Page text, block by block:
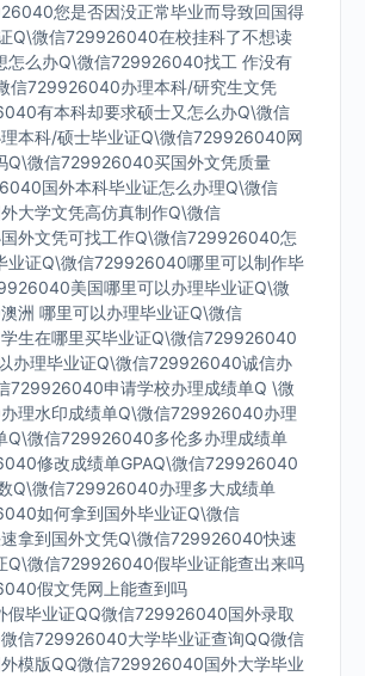
您是否因没正常毕业而导致回国得
Q\微信729926040在校挂科了不想读
怎么办Q\微信729926040找工 作没有
信729926040办理本科/研究生文凭
有本科却要求硕士又怎么办Q\微信
本科/硕士毕业证Q\微信729926040网
Q\微信729926040买国外文凭质量
国外本科毕业证怎么办理Q\微信
大学文凭高仿真制作Q\微信
外文凭可找工作Q\微信729926040怎
业证Q\微信729926040哪里可以制作毕
美国哪里可以办理毕业证Q\微
洲 哪里可以办理毕业证Q\微信
生在哪里买毕业证Q\微信729926040
办理毕业证Q\微信729926040诚信办
729926040申请学校办理成绩单Q \微
理水印成绩单Q\微信729926040办理
Q\微信729926040多伦多办理成绩单
修改成绩单GPAQ\微信729926040
Q\微信729926040办理多大成绩单
如何拿到国外毕业证Q\微信
拿到国外文凭Q\微信729926040快速
Q\微信729926040假毕业证能查出来吗
假文凭网上能查到吗
假毕业证QQ微信729926040国外录取
信729926040大学毕业证查询QQ微信
模版QQ微信729926040国外大学毕业